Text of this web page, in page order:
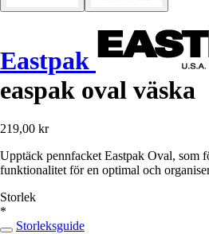
Eastpak
easpak oval väska
219,00 kr
Upptäck pennfacket Eastpak Oval, som
funktionalitet för en optimal och
Storlek
*
Storleksguide